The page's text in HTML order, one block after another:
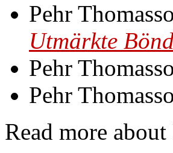
Pehr
Utmärkte
Pehr
Pehr
Read more